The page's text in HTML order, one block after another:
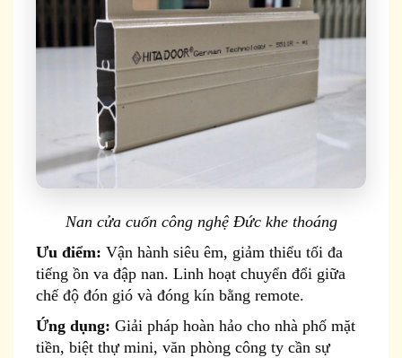
Nan cửa cuốn công nghệ Đức khe thoáng
Ưu điểm: Vận hành siêu êm, giảm thiểu tối đa
tiếng ồn va đập nan. Linh hoạt chuyển đổi giữa
chế độ đón gió và đóng kín bằng remote.
Ứng dụng: Giải pháp hoàn hảo cho nhà phố mặt
tiền, biệt thự mini, văn phòng công ty cần sự